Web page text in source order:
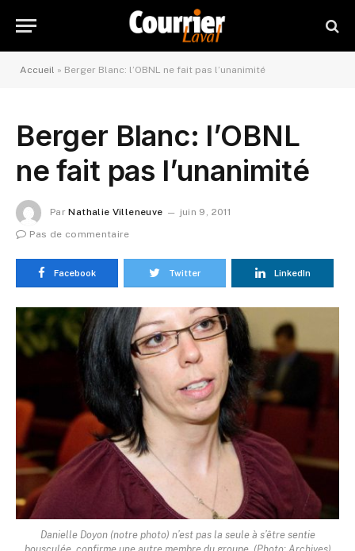
Accueil » Berger Blanc: l’OBNL ne fait pas l’unanimité
Berger Blanc: l’OBNL
ne fait pas l’unanimité
Par Nathalie Villeneuve
juin 9, 2011
Pas de commentaire
Facebook Twitter LinkedIn
Danielle Doyon (notre photo) n’est pas la seule à s’être sentie